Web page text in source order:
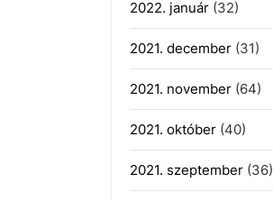
2022. január(32)
2021. december(31)
2021. november(64)
2021. október(40)
2021. szeptember(36)